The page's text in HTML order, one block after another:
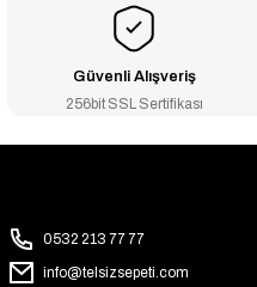
Güvenli Alışveriş
256bit SSL Sertifikası
0532 213 77 77
info@telsizsepeti.com